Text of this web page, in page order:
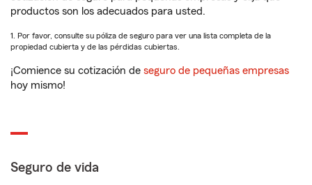
productos son los adecuados para usted.
1. Por favor, consulte su póliza de seguro para ver una lista completa de la
propiedad cubierta y de las pérdidas cubiertas.
¡Comience su cotización de seguro de pequeñas empresas
hoy mismo!
Seguro de vida